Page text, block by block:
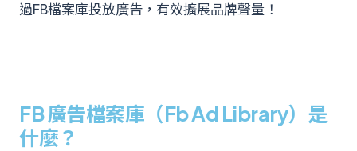
過FB檔案庫投放廣告，有效擴展品牌聲量！
FB 廣告檔案庫（Fb Ad Library）是
什麼？